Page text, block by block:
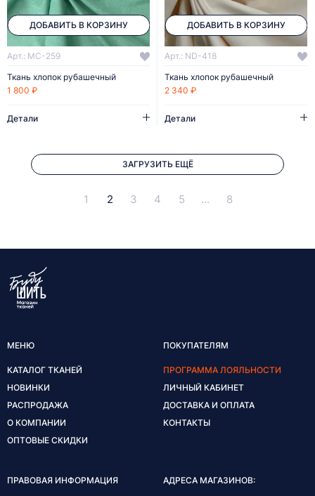
ДОБАВИТЬ В КОРЗИНУ
Арт.: MC-259
Ткань хлопок рубашечный
1 800 ₽
Детали
ДОБАВИТЬ В КОРЗИНУ
Арт.: ND-418
Ткань хлопок рубашечный
2 340 ₽
Детали
ЗАГРУЗИТЬ ЕЩЁ
1 2 3 4 5 ... 8
МЕНЮ
КАТАЛОГ ТКАНЕЙ
НОВИНКИ
РАСПРОДАЖА
О КОМПАНИИ
ОПТОВЫЕ СКИДКИ
ПОКУПАТЕЛЯМ
ПРОГРАММА ЛОЯЛЬНОСТИ
ЛИЧНЫЙ КАБИНЕТ
ДОСТАВКА И ОПЛАТА
КОНТАКТЫ
ПРАВОВАЯ ИНФОРМАЦИЯ АДРЕСА МАГАЗИНОВ: